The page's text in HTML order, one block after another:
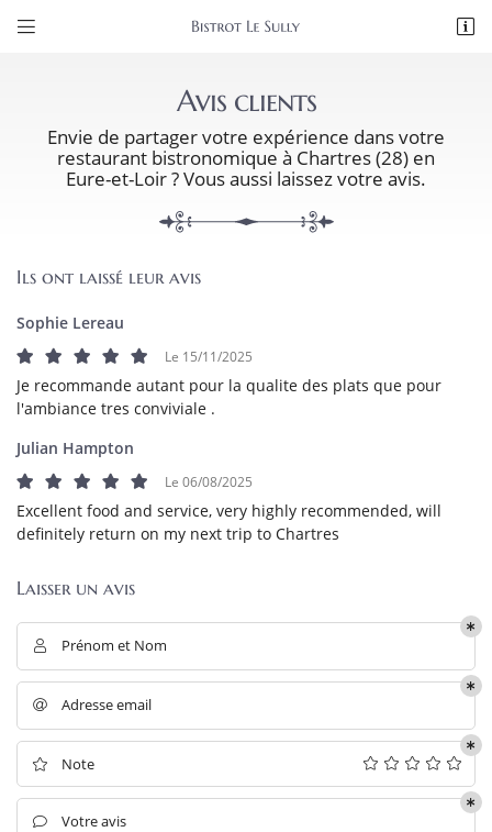

ACCUEIL
RESTAURANT

Une
 Adresse email de réception
Recopier le code ci-contre
 Rafraîchir le captcha
En cochant cette case, vous consentez à recevoir nos propositions commerciales à
utilisantle formulaire de désinscription.
INSCRIPTION
Avis clients
Envie de partager votre expérience dans votre
restaurant bistronomique à Chartres (28) en
Eure-et-Loir ? Vous aussi laissez votre avis.
Ils ont laissé leur avis
Sophie Lereau
Le 15/11/2025
Je recommande autant pour la qualite des plats que pour
l'ambiance tres conviviale .
Julian Hampton
Le 06/08/2025
Excellent food and service, very highly recommended, will
definitely return on my next trip to Chartres
Laisser un avis
 Prénom et Nom
 Adresse email
 Note
 Votre avis